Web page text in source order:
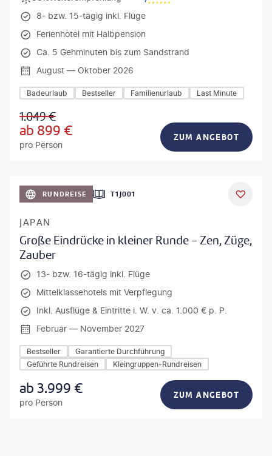
8- bzw. 15-tägig inkl. Flüge
Ferienhotel mit Halbpension
Ca. 5 Gehminuten bis zum Sandstrand
August — Oktober 2026
Badeurlaub Bestseller Familienurlaub Last Minute
1.049€
ab 899 €
pro Person
ZUM ANGEBOT
RUNDREISE T1J001
JAPAN
Große Eindrücke in kleiner Runde - Zen, Züge,
Zauber
13- bzw. 16-tägig inkl. Flüge
Mittelklassehotels mit Verpflegung
Inkl. Ausflüge & Eintritte i. W. v. ca. 1.000 € p. P.
Februar — November 2027
Bestseller
Garantierte Durchführung
Geführte Rundreisen
Kleingruppen-Rundreisen
ab3.999 €
pro Person
ZUM ANGEBOT